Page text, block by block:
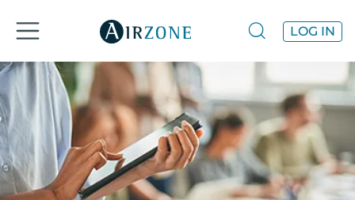
LOG IN